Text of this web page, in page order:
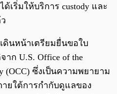
เริ่มให้บริการ custody และ
ดินหน้าเตรียมยื่นขอใบ
ก U.S. Office of the
(OCC) ซึ่งเป็นความพยายาม
ายใต้การกำกับดูแลของ